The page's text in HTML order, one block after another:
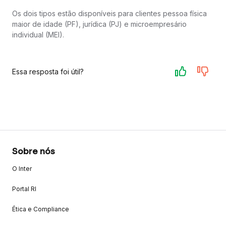
Os dois tipos estão disponíveis para clientes pessoa física
maior de idade (PF), jurídica (PJ) e microempresário
individual (MEI).
Essa resposta foi útil?
Sobre nós
O Inter
Portal RI
Ética e Compliance